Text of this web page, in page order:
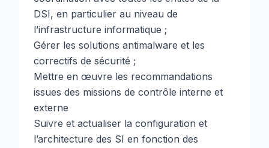
DSI, en particulier au niveau de
l’infrastructure informatique ;
Gérer les solutions antimalware et les
correctifs de sécurité ;
Mettre en œuvre les recommandations
issues des missions de contrôle interne et
externe
Suivre et actualiser la configuration et
l’architecture des SI en fonction des